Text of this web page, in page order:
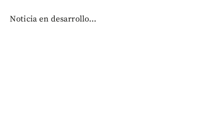
Noticia en desarrollo...